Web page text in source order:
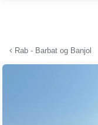
Rab - Barbat og Banjol